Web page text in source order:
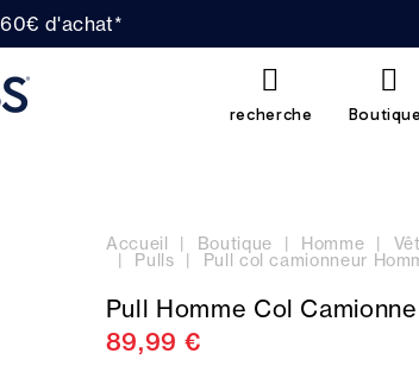
d'achat*
recherche
Accueil Boutique Homme
Pulls Pull col camionneur
Pull Homme Col
89,99 €